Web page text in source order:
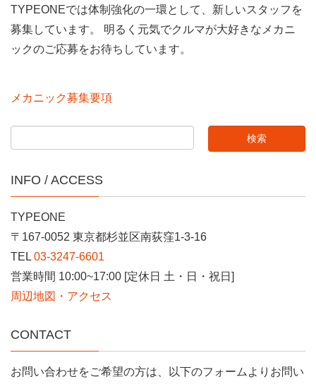
TYPEONEでは体制強化の一環として、新しいスタッフを
募集しています。 明るく元気でクルマが大好きなメカニ
ックのご応募をお待ちしています。
メカニック募集要項
INFO / ACCESS
TYPEONE
〒167-0052 東京都杉並区南荻窪1-3-16
TEL 03-3247-6601
営業時間 10:00~17:00 [定休日 土・日・祝日]
周辺地図・アクセス
CONTACT
お問い合わせをご希望の方は、以下のフォームよりお問い